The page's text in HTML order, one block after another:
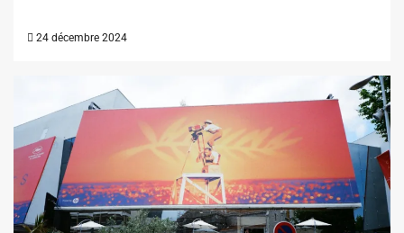
24 décembre 2024